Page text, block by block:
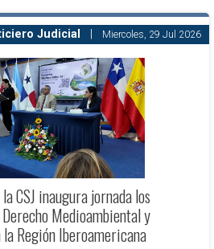
Judicial Miercoles, 29 Jul 2026
CSJ inaugura jornada los
Medioambiental y
Región Iberoamericana